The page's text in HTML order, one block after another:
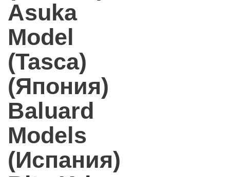
Asuka
Model
(Tasca)
(Япония)
Baluard
Models
(Испания)